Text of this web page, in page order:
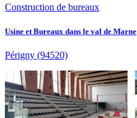
Construction de bureaux
Usine et Bureaux dans le val de Marne
Périgny (94520)